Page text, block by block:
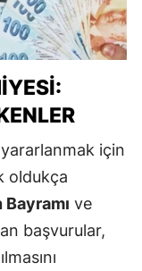
için
oldukça
Bayramı ve
başvurular,